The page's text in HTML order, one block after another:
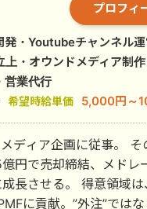
プロフィ
発・Youtubeチャンネル
・オウンドメディア制
営業代行
希望時給単価 5,000円～
に従事。 その後、リブセン
円で売却締結、メドレ
は、新規事業立ち
に貢献。”外注”ではな